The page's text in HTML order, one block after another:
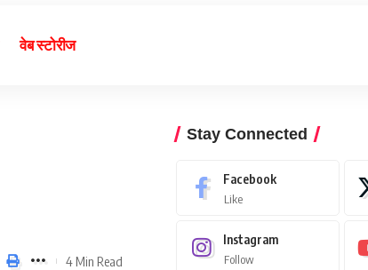
वेब स्टोरीज
4 Min Read
Stay Connected
Facebook
Like
Instagram
Follow